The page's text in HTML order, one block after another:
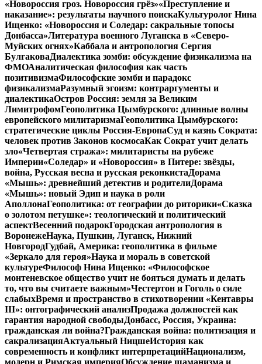
«Новороссия гроз. Новороссия грёз»«Преступление и
наказание»: результаты научного поискаКультуролог Нина
Ищенко: «Новороссия и Соледар: сакральные топосы
Донбасса»Литература военного Луганска в «Северо-
Муйских огнях»Каббала и антропология Сергия
БулгаковаДиалектика зомби: обсуждение физикализма на
ФМОАналитическая философия как часть
позитивизмаФилософские зомби и парадокс
физикализмаРазумный эгоизм: контраргументы и
диалектикаОстров Россия: земля за Великим
ЛимитрофомГеополитика Цымбурского: длинные волны
европейского милитаризмаГеополитика Цымбурского:
стратегические циклы Россия-ЕвропаСуд и казнь Сократа:
человек против Законов космосаКак Сократ учит делать
зло«Четвертая стража»: милитаристы на рубеже
Империи«Соледар» и «Новороссия» в Питере: звёзды,
война, Русская весна и русская реконкистаДорама
«Мышь»: древнейший детектив и родителиДорама
«Мышь»: новый Эдип и наука в роли
АполлонаГеополитика: от географии до риторики«Сказка
о золотом петушке»: теологический и политический
аспектВесенний подарокГородская антропология в
ВоронежеНаука, Пушкин, Луганск, Нижний
НовгородГудбай, Америка: геополитика в фильме
«Зеркало для героя»Наука и мораль в советской
культуреФилософ Нина Ищенко: «Философское
монтеневское общество учит не бояться думать и делать
то, что вы считаете важным»Честертон и Гоголь о силе
слабыхВремя и пространство в стихотворении «Кентавры
III»: онтографический анализПродажа должностей как
гарантия народной свободыДонбасс, Россия, Украина:
гражданская ли война?Гражданская война: политизация и
сакрализацияАктуальный НицшеИстория как
современность и конфликт интерпретацийНационализм,